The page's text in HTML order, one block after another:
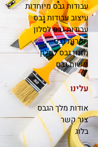
עבודות גבס מיוחדות
עיצוב עבודות גבס
עבודות גבס לסלון
תקרות גבס
מזנון גבס לסלון
נישות גבס
עלינו
אודות מלך הגבס
צור קשר
בלוג